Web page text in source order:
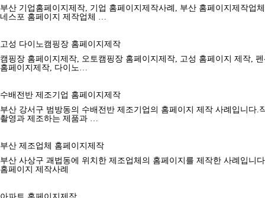
부산 기업홈페이지제작, 기업 홈페이지제작사례, 부산 홈페이지제작업
네스포 홈페이지 제작업체 …
고성 다이노캠핑장 홈페이지제작
캠핑장 홈페이지제작, 오토캠핑장 홈페이지제작, 고성 홈페이지 제작,
홈페이지제작, 다이노…
수배전반 제조기업 홈페이지제작
부산 강서구 범방동의 수배전반 제조기업의 홈페이지 제작 사례입니다.
촬영과 제조하는 제품과 …
부산 제조업체 홈페이지제작
부산 사상구 괘법동에 위치한 제조업체의 홈페이지를 제작한 사례입니
홈페이지 제작사례